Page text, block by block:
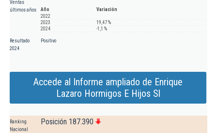
Ventas
últimos años
Año
Variación
2022
2023
19,47 %
2024
-1,1 %
Resultado
2024
Positivo
Accede al Informe ampliado de Enrique
Lazaro Hormigos E Hijos Sl
Ranking
Nacional
Posición 187.390